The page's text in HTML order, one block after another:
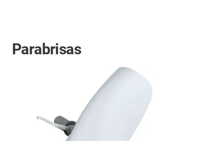
Parabrisas